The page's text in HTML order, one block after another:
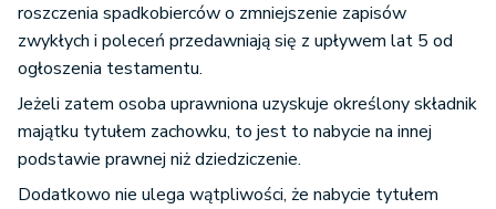
roszczenia spadkobierców o zmniejszenie zapisów
zwykłych i poleceń przedawniają się z upływem lat 5 od
ogłoszenia testamentu.
Jeżeli zatem osoba uprawniona uzyskuje określony składnik
majątku tytułem zachowku, to jest to nabycie na innej
podstawie prawnej niż dziedziczenie.
Dodatkowo nie ulega wątpliwości, że nabycie tytułem